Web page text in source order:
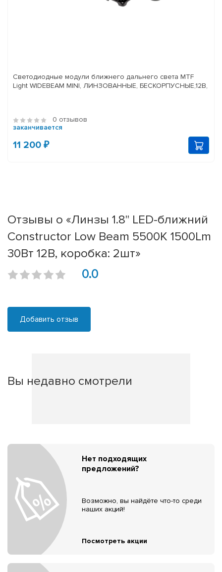
Светодиодные модули ближнего дальнего света MTF
Light WIDEBEAM MINI, ЛИНЗОВАННЫЕ, БЕСКОРПУСНЫЕ,12В,
0 отзывов
заканчивается
11 200 ₽
Отзывы о «Линзы 1.8" LED-ближний
Constructor Low Beam 5500K 1500Lm
30Вт 12В, коробка: 2шт»
0.0
Добавить отзыв
Вы недавно смотрели
Нет подходящих
предложений?
Возможно, вы найдёте что-то среди
наших акций!
Посмотреть акции